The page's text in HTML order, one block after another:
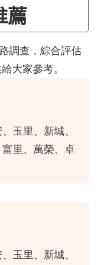
薦
調查，綜合評估
大家參考。
玉里、新城、
里、萬榮、卓
玉里、新城、